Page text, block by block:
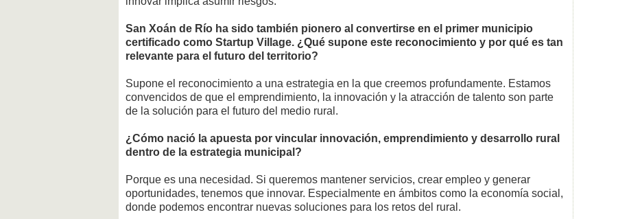
San Xoán de Río ha sido también pionero al convertirse en el primer municipio
certificado como Startup Village. ¿Qué supone este reconocimiento y por qué es tan
relevante para el futuro del territorio?
Supone el reconocimiento a una estrategia en la que creemos profundamente. Estamos
convencidos de que el emprendimiento, la innovación y la atracción de talento son parte
de la solución para el futuro del medio rural.
¿Cómo nació la apuesta por vincular innovación, emprendimiento y desarrollo rural
dentro de la estrategia municipal?
Porque es una necesidad. Si queremos mantener servicios, crear empleo y generar
oportunidades, tenemos que innovar. Especialmente en ámbitos como la economía social,
donde podemos encontrar nuevas soluciones para los retos del rural.